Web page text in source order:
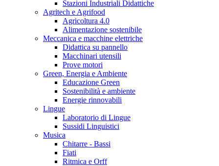
Stazioni Industriali Didattiche
Agritech e Agrifood
Agricoltura 4.0
Alimentazione sostenibile
Meccanica e macchine elettriche
Didattica su pannello
Macchinari utensili
Prove motori
Green, Energia e Ambiente
Educazione Green
Sostenibilità e ambiente
Energie rinnovabili
Lingue
Laboratorio di Lingue
Sussidi Linguistici
Musica
Chitarre - Bassi
Fiati
Ritmica e Orff